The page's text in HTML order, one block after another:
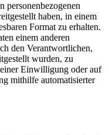
personenbezogenen
haben, in einem
Format zu erhalten.
einem anderen
den Verantwortlichen,
wurden, zu
Einwilligung oder auf
mithilfe automatisierter